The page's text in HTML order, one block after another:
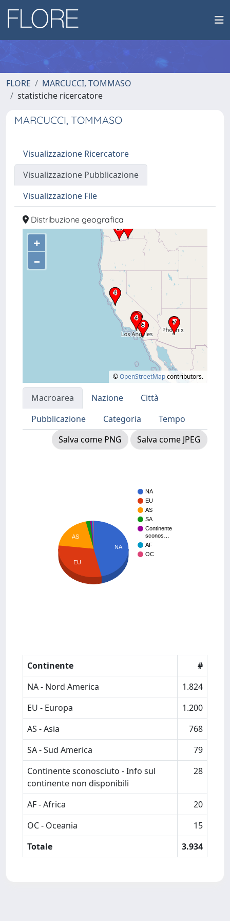
FLORE
MARCUCCI, TOMMASO
statistiche ricercatore
MARCUCCI, TOMMASO
Visualizzazione Ricercatore
Visualizzazione Pubblicazione
Visualizzazione File
Distribuzione geografica
+
–
©OpenStreetMapcontributors.
Macroarea Nazione
Città
Pubblicazione
Categoria
Tempo
Salva come PNG
Salva come JPEG
NA
EU
AS
SA
Continente
sconos…
AF
OC
NA
AS
EU
Continente
#
NA - Nord America
1.824
EU - Europa
1.200
AS - Asia
768
SA - Sud America
79
Continente sconosciuto - Info sul
continente non disponibili
28
AF - Africa
20
OC - Oceania
15
Totale
3.934